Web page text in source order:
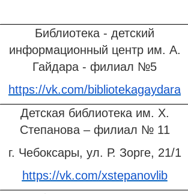
Библиотека - детский
информационный центр им. А.
Гайдара - филиал №5
https://vk.com/bibliotekagaydara
Детская библиотека им. Х.
Степанова – филиал № 11
г. Чебоксары, ул. Р. Зорге, 21/1
https://vk.com/xstepanovlib